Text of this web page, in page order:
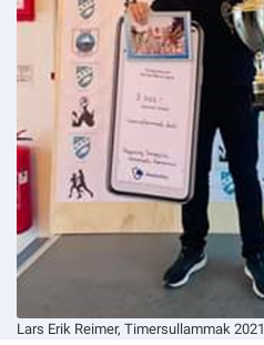
Lars Erik Reimer, Timersullammak 2021